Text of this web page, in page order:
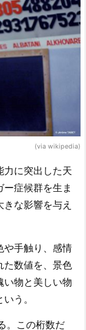
(via wikipedia)
力に突出した天
症候群を生ま
な影響を与え
や手触り、感情
た数値を、景色
い物と美しい物
う。
。この桁数だ